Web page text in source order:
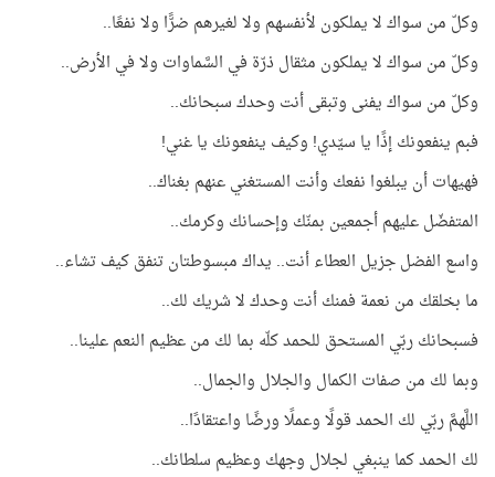
وكلّ من سواك لا يملكون لأنفسهم ولا لغيرهم ضرًّا ولا نفعًا..
وكلّ من سواك لا يملكون مثقال ذرّة في السَّماوات ولا في الأرض..
وكلّ من سواك يفنى وتبقى أنت وحدك سبحانك..
فبم ينفعونك إذًا يا سيّدي! وكيف ينفعونك يا غني!
فهيهات أن يبلغوا نفعك وأنت المستغني عنهم بغناك..
المتفضّل عليهم أجمعين بمنّك وإحسانك وكرمك..
واسع الفضل جزيل العطاء أنت.. يداك مبسوطتان تنفق كيف تشاء..
ما بخلقك من نعمة فمنك أنت وحدك لا شريك لك..
فسبحانك ربّي المستحق للحمد كلّه بما لك من عظيم النعم علينا..
وبما لك من صفات الكمال والجلال والجمال..
اللَّهمَّ ربّي لك الحمد قولًا وعملًا ورضًا واعتقادًا..
لك الحمد كما ينبغي لجلال وجهك وعظيم سلطانك..